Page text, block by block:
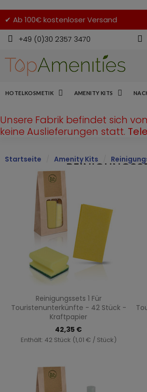
✔ Ab 100€ kostenloser Versand
+49 (0)30 2357 3470
HOTELKOSMETIK AMENITY KITS
Unsere Fabrik befindet sich
keine Auslieferungen statt.
Startseite Amenity Kits
Vorschau
Reinigungssets 1 Für
Touristenunterkünfte - 42 Stück -
Kraftpapier
42,35 €
Enthält: 42 Stück (1,01 € / Stück)